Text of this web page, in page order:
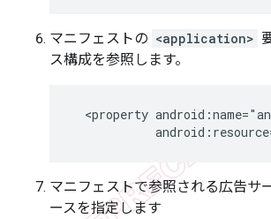
マニフェストの <application>
ス構成を参照します。
<property
マニフェストで参照される広告サ
ースを指定します